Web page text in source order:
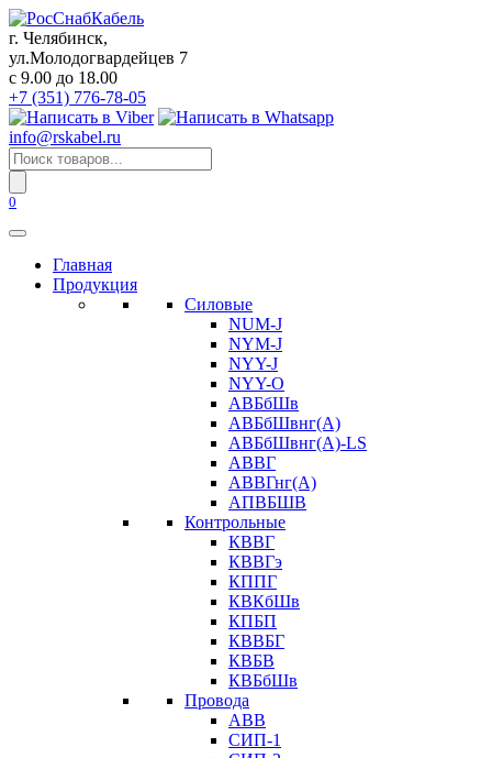
Перейти
к
содержанию
г. Челябинск,
ул.Молодогвардейцев 7
c 9.00 до 18.00
+7 (351) 776-78-05
info@rskabel.ru
Поиск
товаров
0
Главная
Продукция
Силовые
NUM-J
NYM-J
NYY-J
NYY-O
АВБбШв
АВБбШвнг(А)
АВБбШвнг(А)-LS
АВВГ
АВВГнг(А)
АПВБШВ
Контрольные
КВВГ
КВВГэ
КППГ
КВКбШв
КПБП
КВВБГ
КВБВ
КВБбШв
Провода
АВВ
СИП-1